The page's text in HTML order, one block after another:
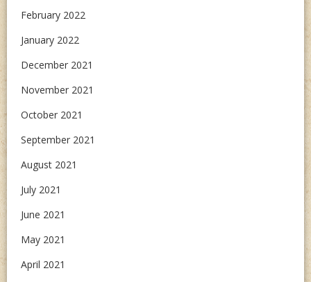
February 2022
January 2022
December 2021
November 2021
October 2021
September 2021
August 2021
July 2021
June 2021
May 2021
April 2021